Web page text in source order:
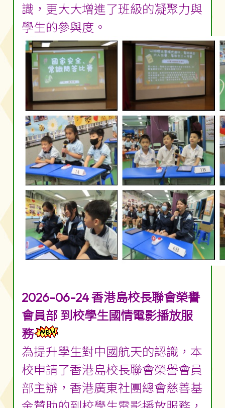
識，更大大增進了班級的凝聚力與
學生的參與度。
2026-06-24 香港島校長聯會榮譽
會員部 到校學生國情電影播放服
務
為提升學生對中國航天的認識，本
校申請了香港島校長聯會榮譽會員
部主辦，香港廣東社團總會慈善基